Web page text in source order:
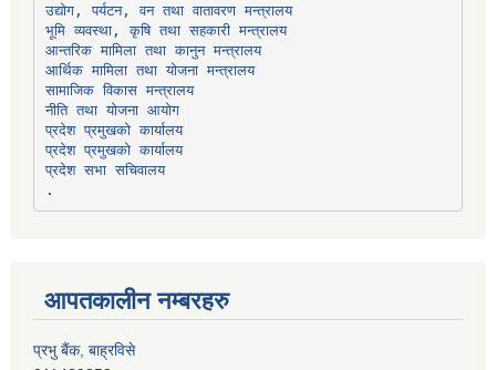
उद्योग, पर्यटन, वन तथा वातावरण मन्त्रालय
भूमि व्यवस्था, कृषि तथा सहकारी मन्त्रालय
आन्तरिक मामिला तथा कानुन मन्त्रालय
आर्थिक मामिला तथा योजना मन्त्रालय
सामाजिक विकास मन्त्रालय
नीति तथा योजना आयोग
प्रदेश प्रमुखको कार्यालय
प्रदेश प्रमुखको कार्यालय
प्रदेश सभा सचिवालय
आपतकालीन नम्बरहरु
प्रभु बैंक, बाह्रविसे